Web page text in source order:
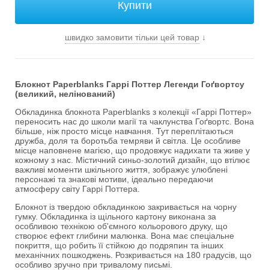
швидко замовити тільки цей товар↓
Блокнот Paperblanks Гаррі Поттер Легенди Гоґвортсу
(великий, нелінований)
Обкладинка блокнота Paperblanks з колекції «Гаррі Поттер»
переносить нас до школи магії та чаклунства Гоґвортс. Вона
більше, ніж просто місце навчання. Тут переплітаються
дружба, доля та боротьба темряви й світла. Це особливе
місце наповнене магією, що продовжує надихати та живе у
кожному з нас. Містичний синьо-золотий дизайн, що втілює
важливі моменти шкільного життя, зображує улюблені
персонажі та знакові мотиви, ідеально передаючи
атмосферу світу Гаррі Поттера.
Блокнот із твердою обкладинкою закривається на чорну
гумку. Обкладинка із щільного картону виконана за
особливою технікою об'ємного кольорового друку, що
створює ефект глибини малюнка. Вона має спеціальне
покриття, що робить її стійкою до подряпин та інших
механічних пошкоджень. Розкривається на 180 градусів, що
особливо зручно при тривалому письмі.